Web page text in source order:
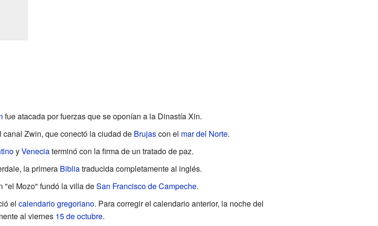
fue atacada por fuerzas que se oponían a la Dinastía Xin.
canal Zwin, que conectó la ciudad de Brujascon el mar del Norte.
yVeneciaterminó con la firma de un tratado de paz.
la primera Bibliatraducida completamente al inglés.
"el Mozo" fundó la villa deSan Francisco de Campeche.
el calendario gregoriano. Para corregir el calendario anterior, la noche del
al viernes 15 de octubre.